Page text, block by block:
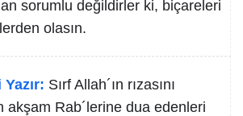
sorumlu değildirler ki, biçareleri
olasın.
Yazır: Sırf Allah´ın rızasını
akşam Rab´lerine dua edenleri